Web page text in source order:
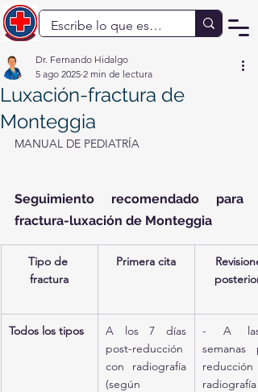
Luxación-fractura de
Monteggia
Dr. Fernando Hidalgo
5 ago 2025 2 min de lectura
MANUAL DE PEDIATRÍA
Seguimiento recomendado para
fractura-luxación de Monteggia
Tipo de
fractura
Primera cita
Todos los tipos
A los 7 días
post-reducción
con radiografía
(según
- A
semanas
reducción
radiografía